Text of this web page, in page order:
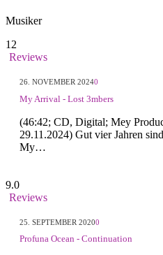
Musiker
12
Reviews
26. NOVEMBER 20240
My Arrival - Lost 3mbers
(46:42; CD, Digital; Mey
29.11.2024) Gut vier Jahren
My…
9.0
Reviews
25. SEPTEMBER 20200
Profuna Ocean - Continuation